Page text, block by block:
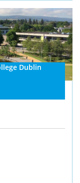
Dublin